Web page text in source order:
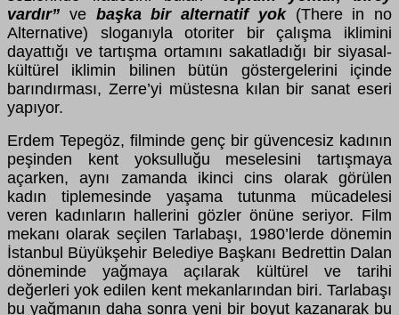
vardır” ve başka bir alternatif yok(There in no
Alternative) sloganıyla otoriter bir çalışma iklimini
dayattığı ve tartışma ortamını sakatladığı bir siyasal-
kültürel iklimin bilinen bütün göstergelerini içinde
barındırması, Zerre’yi müstesna kılan bir sanat eseri
yapıyor.
Erdem Tepegöz, filminde genç bir güvencesiz kadının
peşinden kent yoksulluğu meselesini tartışmaya
açarken, aynı zamanda ikinci cins olarak görülen
kadın tiplemesinde yaşama tutunma mücadelesi
veren kadınların hallerini gözler önüne seriyor. Film
mekanı olarak seçilen Tarlabaşı, 1980’lerde dönemin
İstanbul Büyükşehir Belediye Başkanı Bedrettin Dalan
döneminde yağmaya açılarak kültürel ve tarihi
değerleri yok edilen kent mekanlarından biri. Tarlabaşı
bu yağmanın daha sonra yeni bir boyut kazanarak bu